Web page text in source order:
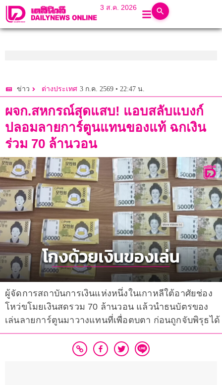
3 ส.ค. 2026
ข่าว ต่างประเทศ 3 ก.ค. 2569 • 22:47 น.
ผจก.สหกรณ์สุดแสบ! แอบสลับแบงก์
ปลอมลายการ์ตูนแทนของแท้ ฉกเงิน
ร่วม 70 ล้านวอน
ผู้จัดการสถาบันการเงินแห่งหนึ่งในเกาหลีใต้อาศัยช่อง
โหว่ขโมยเงินสดรวม 70 ล้านวอน แล้วนำธนบัตรของ
เล่นลายการ์ตูนมาวางแทนที่เพื่อตบตา ก่อนถูกจับพิรุธได้